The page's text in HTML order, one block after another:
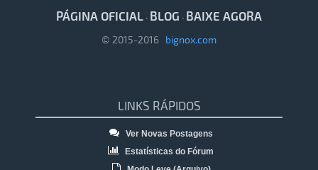
PÁGINA OFICIAL · BLOG · BAIXE AGORA
© 2015-2016 bignox.com
LINKS RÁPIDOS
Ver Novas Postagens
Estatísticas do Fórum